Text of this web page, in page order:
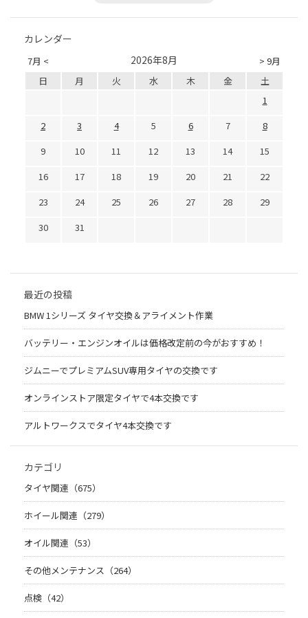
カレンダー
7月 < > 9月
2026年8月
日 月 火 水 木 金
土
1
2
3 4 5 6 7
8
9
10 11 12 13 14
15
16
17 18 19 20 21
22
23
24 25 26 27 28
29
30
31
最近の投稿
BMW 1シリーズ タイヤ交換＆アライメント作業
バッテリー・エンジンオイルは価格改定前の今がおすすめ！
ジムニーでプレミアムSUV専用タイヤの交換です
オンラインストア限定タイヤで4本交換です
アルトワークスでタイヤ4本交換です
カテゴリ
タイヤ関連（675）
ホイール関連（279）
オイル関連（53）
その他メンテナンス（264）
点検（42）